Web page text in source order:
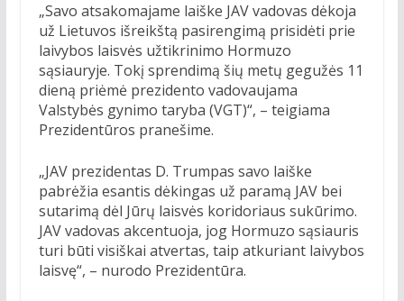
„Savo atsakomajame laiške JAV vadovas dėkoja
už Lietuvos išreikštą pasirengimą prisidėti prie
laivybos laisvės užtikrinimo Hormuzo
sąsiauryje. Tokį sprendimą šių metų gegužės 11
dieną priėmė prezidento vadovaujama
Valstybės gynimo taryba (VGT)“, – teigiama
Prezidentūros pranešime.
„JAV prezidentas D. Trumpas savo laiške
pabrėžia esantis dėkingas už paramą JAV bei
sutarimą dėl Jūrų laisvės koridoriaus sukūrimo.
JAV vadovas akcentuoja, jog Hormuzo sąsiauris
turi būti visiškai atvertas, taip atkuriant laivybos
laisvę“, – nurodo Prezidentūra.